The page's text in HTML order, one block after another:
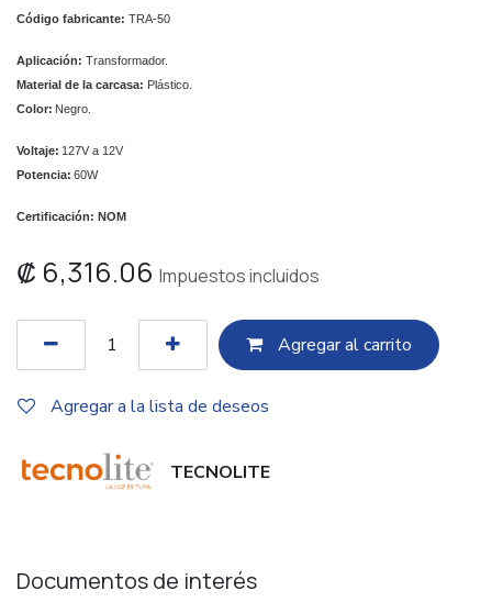
Código fabricante: TRA-50
Aplicación: Transformador.
Material de la carcasa: Plástico.
Color: Negro.
Voltaje: 127V a 12V
Potencia: 60W
Certificación: NOM
₡ 6,316.06 Impuestos incluidos
Agregar al c​​arrito
Agregar a la lista de deseos
TECNOLITE
Documentos de interés